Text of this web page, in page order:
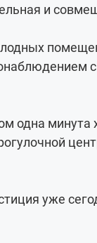
и
одна
уже